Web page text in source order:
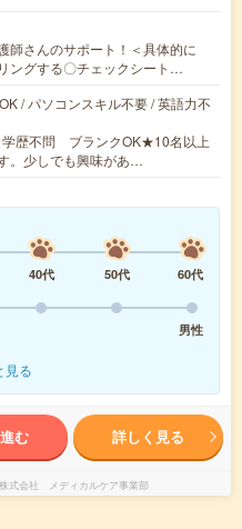
師さんのサポート！＜具体的に
ングする〇チェックシート…
/ パソコンスキル不要 / 英語力不
学歴不問 ブランクOK★10名以上
。少しでも興味があ…
40代 50代
60代
男性
見る
む 詳しく見る
式会社 メディカルケア事業部